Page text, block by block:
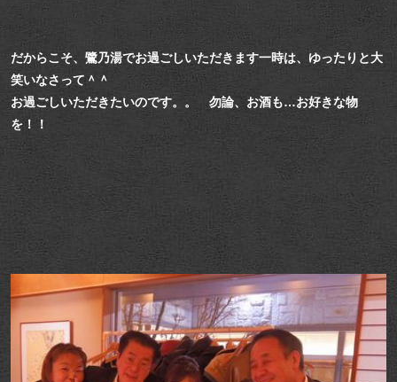
だからこそ、鷺乃湯でお過ごしいただきます一時は、ゆったりと大
笑いなさって＾＾
お過ごしいただきたいのです。。 勿論、お酒も…お好きな物
を！！